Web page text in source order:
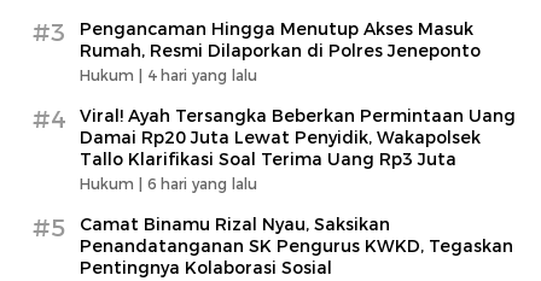
#3
Pengancaman Hingga Menutup Akses Masuk
Rumah, Resmi Dilaporkan di Polres Jeneponto
Hukum | 4 hari yang lalu
#4
Viral! Ayah Tersangka Beberkan Permintaan Uang
Damai Rp20 Juta Lewat Penyidik, Wakapolsek
Tallo Klarifikasi Soal Terima Uang Rp3 Juta
Hukum | 6 hari yang lalu
#5
Camat Binamu Rizal Nyau, Saksikan
Penandatanganan SK Pengurus KWKD, Tegaskan
Pentingnya Kolaborasi Sosial